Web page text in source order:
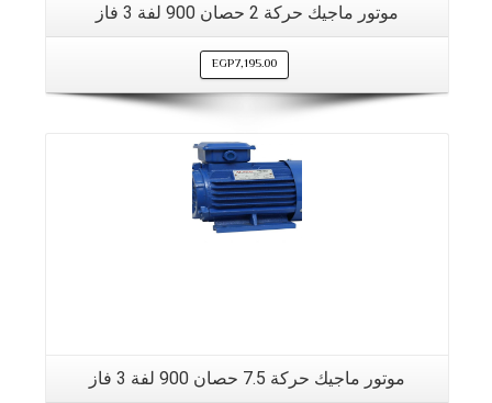
موتور ماجيك حركة 2 حصان 900 لفة 3 فاز
EGP7,195.00
موتور ماجيك حركة 7.5 حصان 900 لفة 3 فاز